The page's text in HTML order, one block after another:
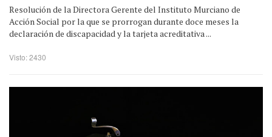
Resolución de la Directora Gerente del Instituto Murciano de
Acción Social por la que se prorrogan durante doce meses la
declaración de discapacidad y la tarjeta acreditativa ...
Visto: 2430